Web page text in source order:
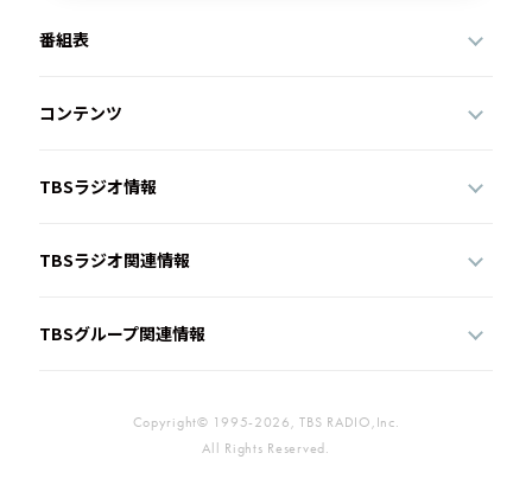
番組表
コンテンツ
TBSラジオ情報
TBSラジオ関連情報
TBSグループ関連情報
Copyright© 1995-2026, TBS RADIO,Inc.
All Rights Reserved.